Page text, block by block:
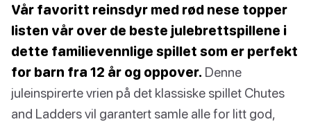
Vår favoritt reinsdyr med rød nese topper
listen vår over de beste julebrettspillene i
dette familievennlige spillet som er perfekt
for barn fra 12 år og oppover. Denne
juleinspirerte vrien på det klassiske spillet Chutes
and Ladders vil garantert samle alle for litt god,